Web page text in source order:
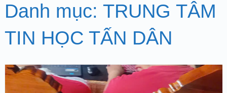
Danh mục: TRUNG TÂM
TIN HỌC TẤN DÂN